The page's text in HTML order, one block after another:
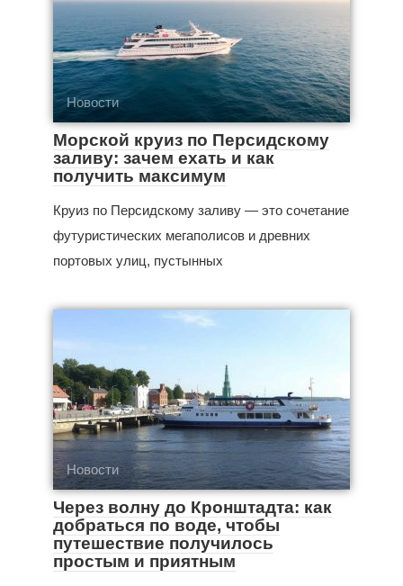
Новости
Морской круиз по Персидскому
заливу: зачем ехать и как
получить максимум
Круиз по Персидскому заливу — это сочетание
футуристических мегаполисов и древних
портовых улиц, пустынных
Новости
Через волну до Кронштадта: как
добраться по воде, чтобы
путешествие получилось
простым и приятным